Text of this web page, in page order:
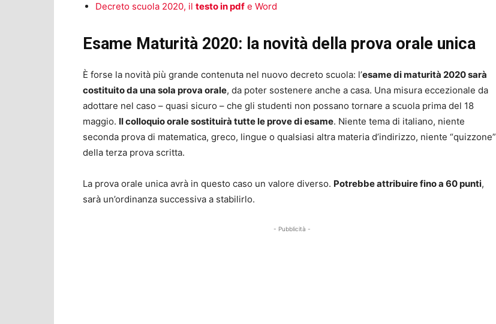
Decreto scuola 2020, il testo in pdf e Word
Esame Maturità 2020: la novità della prova orale unica
È forse la novità più grande contenuta nel nuovo decreto scuola: l’esame di maturità 2020 sarà
costituito da una sola prova orale, da poter sostenere anche a casa. Una misura eccezionale da
adottare nel caso – quasi sicuro – che gli studenti non possano tornare a scuola prima del 18
maggio. Il colloquio orale sostituirà tutte le prove di esame. Niente tema di italiano, niente
seconda prova di matematica, greco, lingue o qualsiasi altra materia d’indirizzo, niente “quizzone”
della terza prova scritta.
La prova orale unica avrà in questo caso un valore diverso. Potrebbe attribuire fino a 60 punti,
sarà un’ordinanza successiva a stabilirlo.
- Pubblicità -